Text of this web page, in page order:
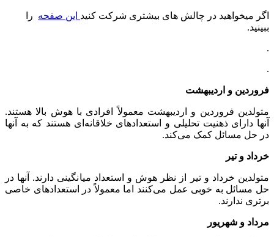
اگر میخواهید در چالش های بیشتری شرکت کنید این صفحه را
ببینید.
.
.
فروردین و اردیبهشت
متولدین فروردین و اردیبهشت معمولاً افرادی با هوش بالا هستند.
آنها دارای ذهنیت تحلیلی و استعدادهای خلاقانه‌ای هستند که به آنها
در حل مسائل کمک می‌کند.
خرداد و تیر
متولدین خرداد و تیر از نظر هوش و استعداد میانگینی دارند. آنها در
حل مسائل به خوبی عمل می‌کنند اما معمولاً در استعدادهای خاصی
برتری ندارند.
مرداد و شهریور